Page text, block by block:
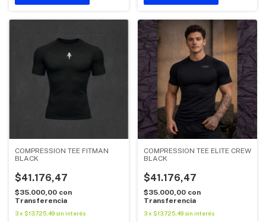
COMPRESSION TEE FITMAN
BLACK
$41.176,47
$35.000,00 con
Transferencia
3x $13.725,49 sin interés
COMPRESSION TEE ELITE CREW
BLACK
$41.176,47
$35.000,00 con
Transferencia
3 x $13.725,49 sin interés